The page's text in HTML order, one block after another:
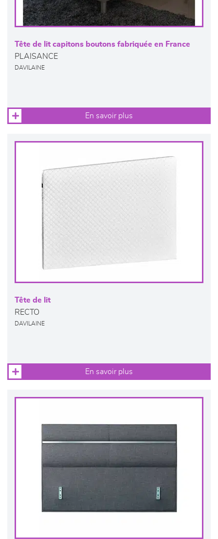
Tête de lit capitons boutons fabriquée en France
PLAISANCE
DAVILAINE
En savoir plus
Tête de lit
RECTO
DAVILAINE
En savoir plus